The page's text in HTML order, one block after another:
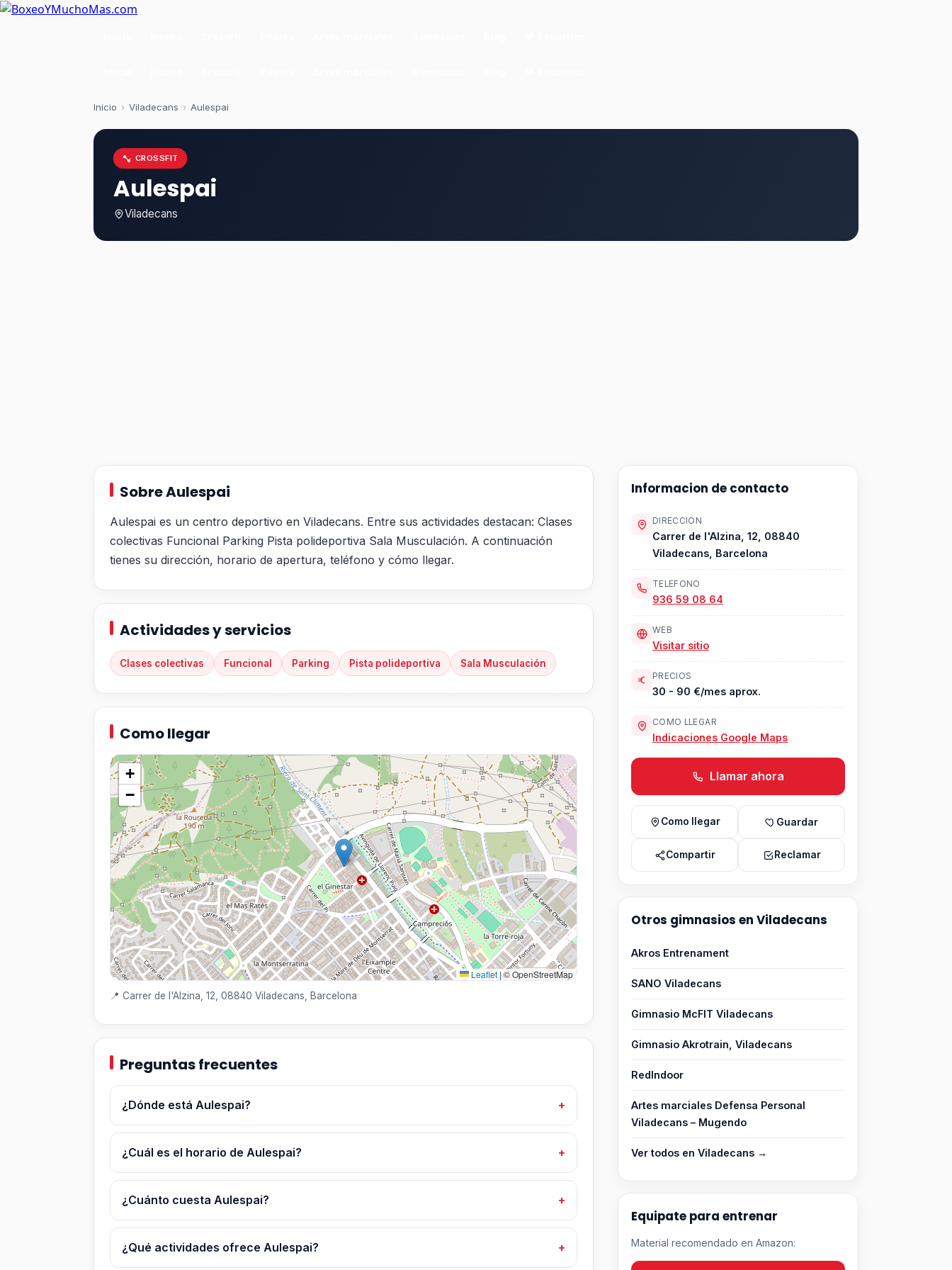
Inicio › Viladecans › Aulespai
CROSSFIT
Aulespai
Viladecans
Sobre Aulespai
Aulespai es un centro deportivo en Viladecans. Entre sus actividades destacan: Clases
colectivas Funcional Parking Pista polideportiva Sala Musculación. A continuación
tienes su dirección, horario de apertura, teléfono y cómo llegar.
Actividades y servicios
Clases colectivas Funcional Parking Pista polideportiva Sala Musculación
Como llegar
+
−
Leaflet |© OpenStreetMap
📍 Carrer de l'Alzina, 12, 08840 Viladecans, Barcelona
Preguntas frecuentes
¿Dónde está Aulespai?
¿Cuál es el horario de Aulespai?
¿Cuánto cuesta Aulespai?
¿Qué actividades ofrece Aulespai?
Informacion de contacto
DIRECCION
Carrer de l'Alzina, 12, 08840
Viladecans, Barcelona
TELEFONO
936 59 08 64
WEB
Visitar sitio
PRECIOS
30 - 90 €/mes aprox.
COMO LLEGAR
Indicaciones Google Maps
Llamar ahora
Como llegar Guardar
Compartir Reclamar
Otros gimnasios en Viladecans
Akros Entrenament
SANO Viladecans
Gimnasio McFIT Viladecans
Gimnasio Akrotrain, Viladecans
RedIndoor
Artes marciales Defensa Personal
Viladecans – Mugendo
Ver todos en Viladecans →
Equipate para entrenar
Material recomendado en Amazon: